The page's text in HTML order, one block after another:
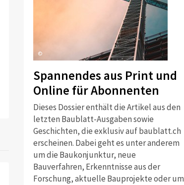
©
Spannendes aus Print und
Online für Abonnenten
Dieses Dossier enthält die Artikel aus den
letzten Baublatt-Ausgaben sowie
Geschichten, die exklusiv auf baublatt.ch
erscheinen. Dabei geht es unter anderem
um die Baukonjunktur, neue
Bauverfahren, Erkenntnisse aus der
Forschung, aktuelle Bauprojekte oder um